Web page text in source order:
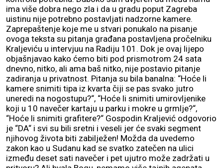
ima više dobra nego zla i da u gradu poput Zagreba
uistinu nije potrebno postavljati nadzorne kamere.
Zaprepaštenje koje me u stvari ponukalo na pisanje
ovoga teksta su pitanja građana postavljena pročelniku
Kraljeviću u intervjuu na Radiju 101. Dok je ovaj lijepo
objašnjavao kako ćemo biti pod prismotrom 24 sata
dnevno, nitko, ali ama baš nitko, nije postavio pitanje
zadiranja u privatnost. Pitanja su bila banalna: “Hoće li
kamere snimiti tipa iz kvarta čiji se pas svako jutro
uneredi na nogostupu?“, “Hoće li snimiti umirovljenike
koji u 10 navečer kartaju u parku i mokre u grmlje?“,
“Hoće li snimiti grafitere?“ Gospodin Kraljević odgovorio
je “DA“ i svi su bili sretni i veseli jer će svaki segment
njihovog života biti zabilježen! Možda da uvedemo
zakon kao u Sudanu kad se svatko zatečen na ulici
između deset sati navečer i pet ujutro može zadržati u